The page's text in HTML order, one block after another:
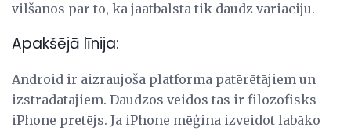
vilšanos par to, ka jāatbalsta tik daudz variāciju.
Apakšējā līnija:
Android ir aizraujoša platforma patērētājiem un
izstrādātājiem. Daudzos veidos tas ir filozofisks
iPhone pretējs. Ja iPhone mēģina izveidot labāko